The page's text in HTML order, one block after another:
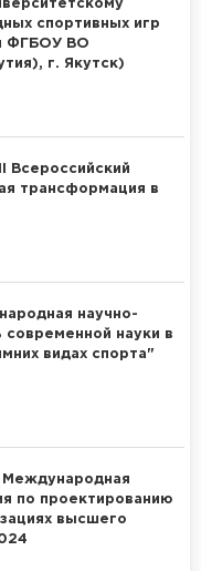
спортивных игр
ФГБОУ ВО
г. Якутск)
Всероссийский
трансформация в
научно-
науки в
видах спорта"
Международная
по проектированию
высшего